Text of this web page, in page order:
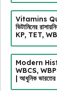
Vitamins
ভিটামিনের
KP, TET,
Modern
WBCS,
| আধুনিক